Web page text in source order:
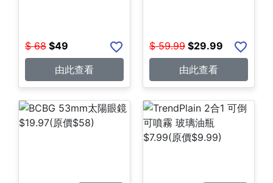
$ 68 $49
由此查看
$ 59.99 $29.99
由此查看